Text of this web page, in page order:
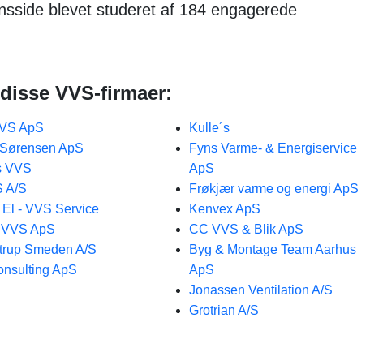
blevet studeret af 184 engagerede
VVS-firmaer:
ApS
ApS
VVS
A/S
El - VVS Service
ApS
Smeden A/S
ApS
Kulle´s
Fyns Varme- & Energiservice
ApS
Frøkjær varme og energi ApS
Kenvex ApS
CC VVS & Blik ApS
Byg & Montage Team Aarhus
ApS
Jonassen Ventilation A/S
Grotrian A/S